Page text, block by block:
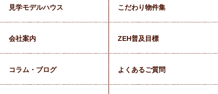
見学モデルハウス こだわり物件集
会社案内 ZEH普及目標
コラム・ブログ よくあるご質問